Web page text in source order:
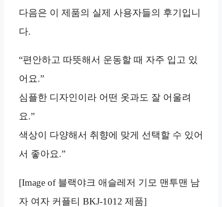
다음은 이 제품의 실제 사용자들의 후기입니
다.
“편안하고 따뜻해서 운동할 때 자주 입고 있
어요.”
심플한 디자인이라 어떤 옷과도 잘 어울려
요.”
색상이 다양해서 취향에 맞게 선택할 수 있어
서 좋아요.”
[Image of 블랙야크 애슬레저 기모 맨투맨 남
자 여자 커플티 BKJ-1012 제품]